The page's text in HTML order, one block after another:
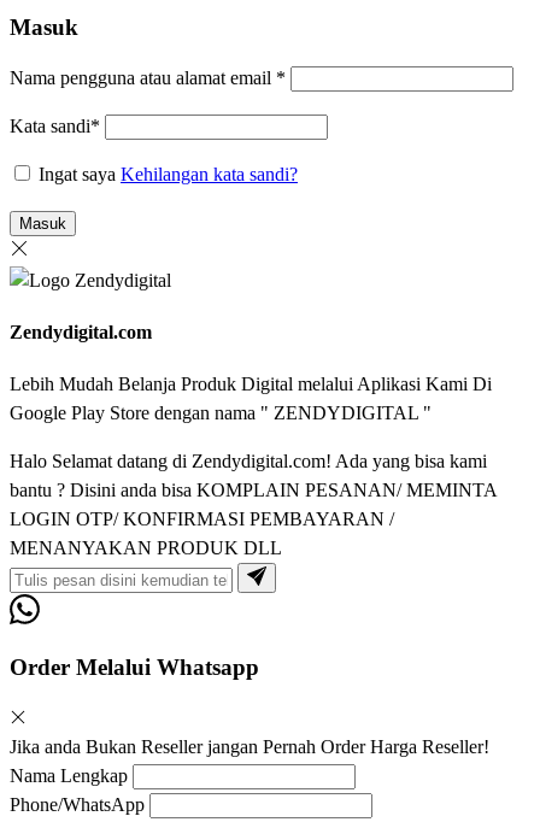
Masuk
Nama pengguna atau alamat email *
Kata sandi*
Ingat saya Kehilangan kata sandi?
Masuk
Zendydigital.com
Lebih Mudah Belanja Produk Digital melalui Aplikasi Kami Di
Google Play Store dengan nama " ZENDYDIGITAL "
Halo Selamat datang di Zendydigital.com! Ada yang bisa kami
bantu ? Disini anda bisa KOMPLAIN PESANAN/ MEMINTA
LOGIN OTP/ KONFIRMASI PEMBAYARAN /
MENANYAKAN PRODUK DLL
Order Melalui Whatsapp
Jika anda Bukan Reseller jangan Pernah Order Harga Reseller!
Nama Lengkap
Phone/WhatsApp